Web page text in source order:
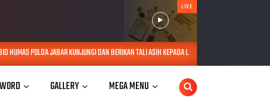
LIVE
DAN BERIKAN TALI ASIH KEPADA LANSIA SEBATANG KARA DI JATINANGOR
WORD GALLERY MEGA MENU